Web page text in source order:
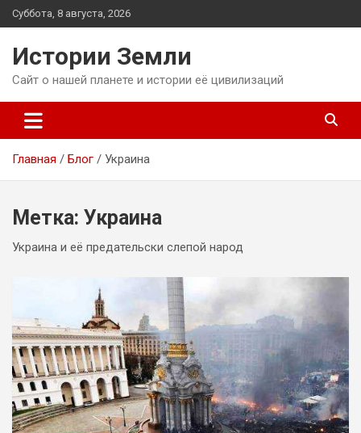
Перейти
к
Суббота, 8 августа, 2026
Истории Земли
Сайт о нашей планете и истории её цивилизаций
Главная Блог Украина
Метка: Украина
Украина и её предательски слепой народ